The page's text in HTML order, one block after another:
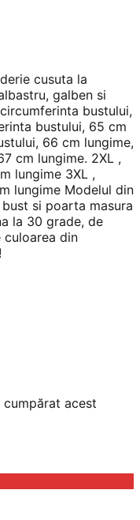
cusuta la
galben si
bustului,
bustului, 65 cm
66 cm lungime,
cm lungime. 2XL ,
lungime 3XL ,
lungime Modelul din
si poarta masura
la 30 grade, de
culoarea din
acest